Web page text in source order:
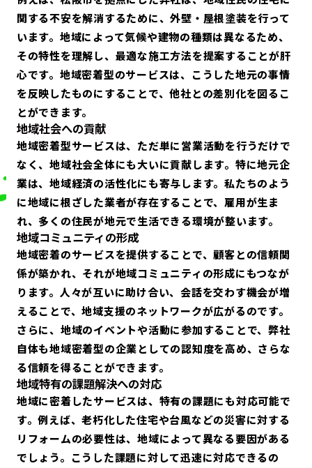
関する不安を解消するために、外壁・屋根塗装を行って
います。地域によって気候や建物の種類は異なるため、
その特性を理解し、最適な施工方法を提案することが肝
心です。地域密着型のサービスは、こうした地元の事情
を反映したものにすることで、他社との差別化を図るこ
とができます。
地域社会への貢献
地域密着型サービスは、ただ単に営業活動を行うだけで
なく、地域社会全体にも大いに貢献します。特に地元企
業は、地域経済の活性化にも寄与します。私たちのよう
に地域に根ざした業者が存在することで、雇用が生ま
れ、多くの住民が地元で生活できる環境が整います。
地域コミュニティの形成
地域密着のサービスを提供することで、顧客との信頼関
係が築かれ、それが地域コミュニティの形成にもつなが
ります。人々が互いに助け合い、会話を交わす機会が増
えることで、地域支援のネットワークが広がるのです。
さらに、地域のイベントや活動に参加することで、弊社
自体も地域密着型の企業としての認知度を高め、さらな
る信頼を得ることができます。
地域特有の課題解決への対応
地域に密着したサービスは、特有の課題にも対応可能で
す。例えば、老朽化した住宅や台風などの災害に対する
リフォームの必要性は、地域によって異なる要因がある
でしょう。こうした課題に対して迅速に対応できるの